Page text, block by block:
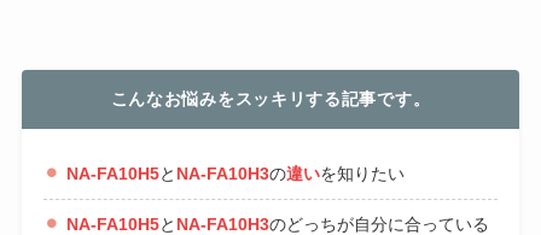
こんなお悩みをスッキリする記事です。
NA-FA10H5と NA-FA10H3の違いを知りたい
NA-FA10H5と NA-FA10H3のどっちが自分に合っている